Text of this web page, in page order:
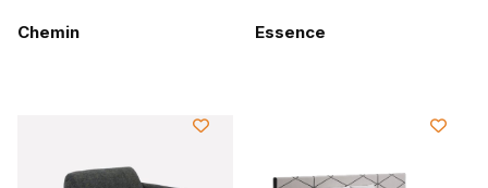
Chemin Essence